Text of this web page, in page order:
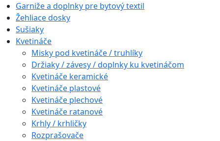
Garniže a doplnky pre bytový textil
Žehliace dosky
Sušiaky
Kvetináče
Misky pod kvetináče / truhlíky
Držiaky / závesy / doplnky ku kvetináčom
Kvetináče keramické
Kvetináče plastové
Kvetináče plechové
Kvetináče ratanové
Krhly / krhličky
Rozprašovače